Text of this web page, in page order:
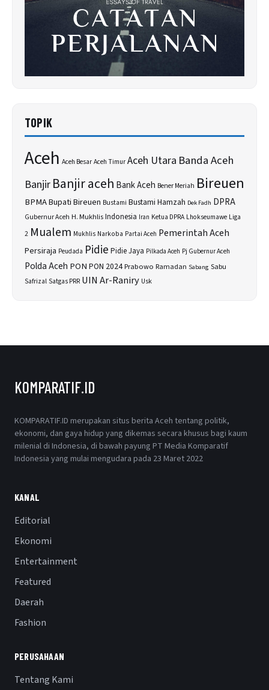
TOPIK
Aceh Aceh BesarAceh TimurAceh Utara Banda Aceh
BanjirBanjir aceh Bank Aceh Bener Meriah Bireuen
BPMABupati Bireuen Bustami Bustami Hamzah Dek Fadh DPRA
Gubernur Aceh H. MukhlisIndonesia Iran Ketua DPRA Lhokseumawe Liga
2 Mualem Mukhlis Narkoba Partai Aceh Pemerintah Aceh
Persiraja Peudada Pidie Pidie Jaya Pilkada Aceh Pj Gubernur Aceh
Polda Aceh PON PON 2024Prabowo Ramadan Sabang Sabu
SafrizalSatgas PRR UIN Ar-Raniry Usk
KOMPARATIF.ID
KOMPARATIF.ID merupakan situs berita Aceh tentang politik,
ekonomi, dan gaya hidup yang dikemas secara khusus bagi kaum
milenial di Indonesia, di bawah payung PT Media Komparatif
Indonesia yang mulai mengudara pada 23 Maret 2022
KANAL
Editorial
Ekonomi
Entertainment
Featured
Daerah
Fashion
PERUSAHAAN
Tentang Kami